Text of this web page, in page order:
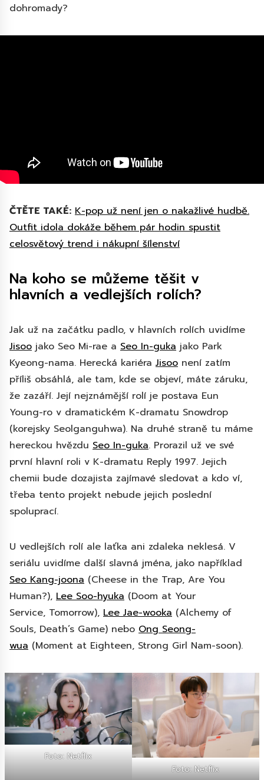
dohromady?
ČTĚTE TAKÉ: K-pop už není jen o nakažlivé hudbě.
Outfit idola dokáže během pár hodin spustit
celosvětový trend i nákupní šílenství
Na koho se můžeme těšit v
hlavních a vedlejších rolích?
Jak už na začátku padlo, v hlavních rolích uvidíme
Jisoo jako Seo Mi-rae a Seo In-guka jako Park
Kyeong-nama. Herecká kariéra Jisoo není zatím
příliš obsáhlá, ale tam, kde se objeví, máte záruku,
že zazáří. Její nejznámější rolí je postava Eun
Young-ro v dramatickém K-dramatu Snowdrop
(korejsky Seolganguhwa). Na druhé straně tu máme
hereckou hvězdu Seo In-guka. Prorazil už ve své
první hlavní roli v K-dramatu Reply 1997. Jejich
chemii bude dozajista zajímavé sledovat a kdo ví,
třeba tento projekt nebude jejich poslední
spoluprací.
U vedlejších rolí ale laťka ani zdaleka neklesá. V
seriálu uvidíme další slavná jména, jako například
Seo Kang-joona (Cheese in the Trap, Are You
Human?), Lee Soo-hyuka (Doom at Your
Service, Tomorrow), Lee Jae-wooka (Alchemy of
Souls, Death’s Game) nebo Ong Seong-
wua (Moment at Eighteen, Strong Girl Nam-soon).
Foto: Netflix
Foto: Netflix